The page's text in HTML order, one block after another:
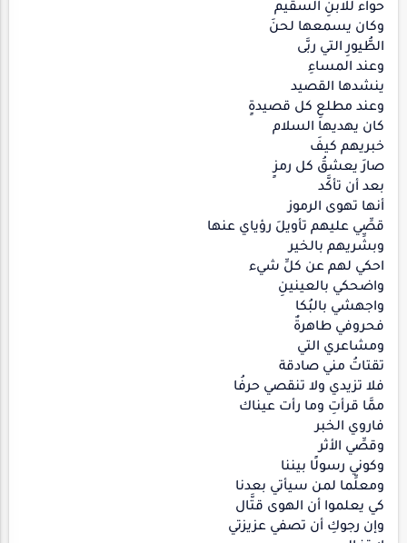
حواء للابنِ السقيم
وكان يسمعها لحنَ
الطُّيورِ التي ربَّى
وعند المساءِ
ينشدها القصيد
وعند مطلعِ كل قصيدةٍ
كان يهديها السلام
خبريهم كيفَ
صارَ يعشقُ كل رمزٍ
بعد أن تأكَّد
أنها تهوى الرموز
قصِّي عليهم تأويلَ رؤياي عنها
وبشِّريهم بالخير
احكي لهم عن كلِّ شيء
واضحكي بالعينينِ
واجهشي بالبُكا
فحروفي طاهرةٌ
ومشاعري التي
تقتاتُ مني صادقة
فلا تزيدي ولا تنقصي حرفُا
ممَّا قرأتِ وما رأت عيناك
فاروي الخبر
وقصِّي الأثر
وكوني رسولًا بيننا
ومعلِّما لمن سيأتي بعدنا
كي يعلموا أن الهوى قتَّال
وإن رجوكِ أن تصفي عزيزتي